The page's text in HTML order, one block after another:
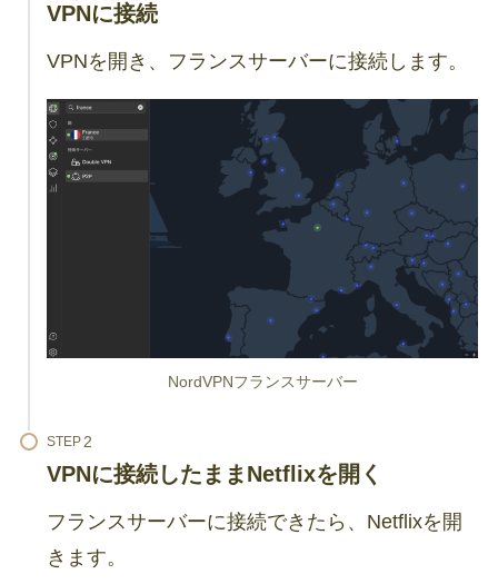
VPNに接続
VPNを開き、フランスサーバーに接続します。
NordVPNフランスサーバー
STEP
VPNに接続したままNetflixを開く
フランスサーバーに接続できたら、Netflixを開
きます。